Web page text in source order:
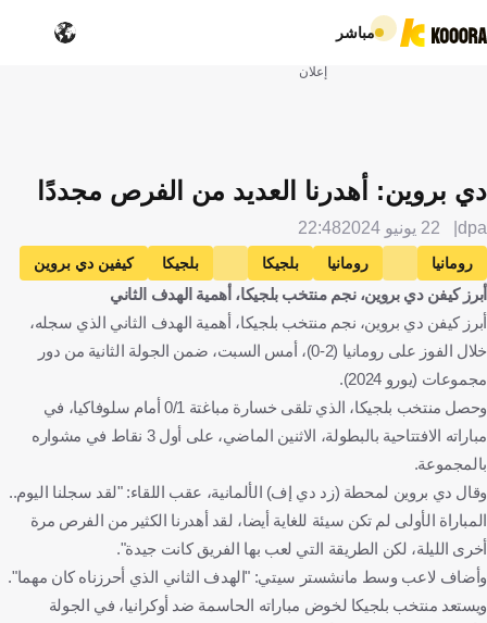
مباشر
إعلان
دي بروين: أهدرنا العديد من الفرص مجددًا
dpa 22 يونيو 2024 22:48
رومانيا رومانيا بلجيكا بلجيكا
كيفين دي بروين
كرة قدم
أبرز كيفن دي بروين، نجم منتخب بلجيكا، أهمية الهدف الثاني
أبرز كيفن دي بروين، نجم منتخب بلجيكا، أهمية الهدف الثاني الذي سجله،
خلال الفوز على رومانيا (2-0)، أمس السبت، ضمن الجولة الثانية من دور
مجموعات (يورو 2024).
وحصل منتخب بلجيكا، الذي تلقى خسارة مباغتة 0/1 أمام سلوفاكيا، في
مباراته الافتتاحية بالبطولة، الاثنين الماضي، على أول 3 نقاط في مشواره
بالمجموعة.
وقال دي بروين لمحطة (زد دي إف) الألمانية، عقب اللقاء: "لقد سجلنا اليوم..
المباراة الأولى لم تكن سيئة للغاية أيضا، لقد أهدرنا الكثير من الفرص مرة
أخرى الليلة، لكن الطريقة التي لعب بها الفريق كانت جيدة".
وأضاف لاعب وسط مانشستر سيتي: "الهدف الثاني الذي أحرزناه كان مهما".
ويستعد منتخب بلجيكا لخوض مباراته الحاسمة ضد أوكرانيا، في الجولة